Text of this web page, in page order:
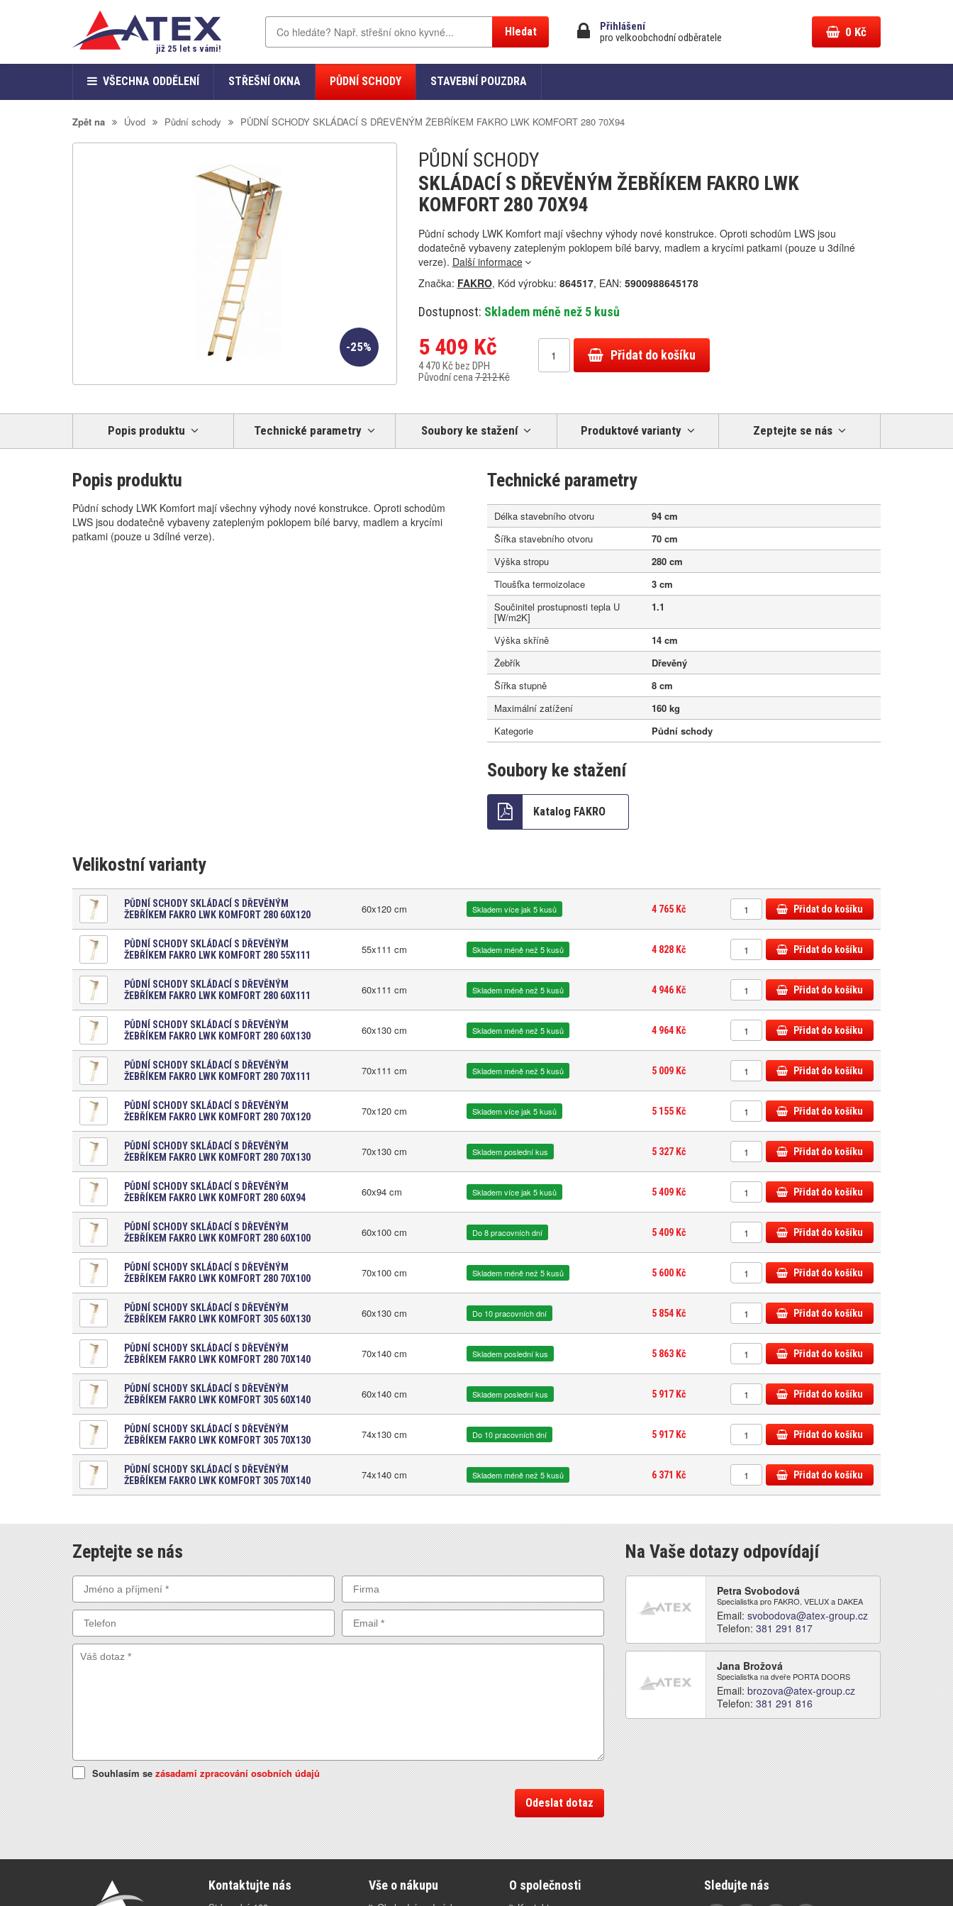
již 25 let s vámi!
Hledat 0 Kč
Přihlášení
pro velkoobchodní odběratele
VŠECHNA ODDĚLENÍ STŘEŠNÍ OKNA PŮDNÍ SCHODY STAVEBNÍ POUZDRA
Zpět na Úvod Půdní schody PŮDNÍ SCHODY SKLÁDACÍ S DŘEVĚNÝM ŽEBŘÍKEM FAKRO LWK KOMFORT 280 70X94
-25%
PŮDNÍ SCHODY
SKLÁDACÍ S DŘEVĚNÝM ŽEBŘÍKEM FAKRO LWK
KOMFORT 280 70X94
Půdní schody LWK Komfort mají všechny výhody nové konstrukce. Oproti schodům LWS jsou
dodatečně vybaveny zatepleným poklopem bílé barvy, madlem a krycími patkami (pouze u 3dílné
verze). Další informace
Značka: FAKRO, Kód výrobku: 864517, EAN: 5900988645178
Dostupnost: Skladem méně než 5 kusů
5 409 Kč
4 470 Kč bez DPH
Původní cena7 212 Kč
Přidat do košíku
Popis produktu Technické parametry Soubory ke stažení Produktové varianty Zeptejte se nás
Popis produktu
Půdní schody LWK Komfort mají všechny výhody nové konstrukce. Oproti schodům
LWS jsou dodatečně vybaveny zatepleným poklopem bílé barvy, madlem a krycími
patkami (pouze u 3dílné verze).
Technické parametry
Délka stavebního otvoru
94 cm
Šířka stavebního otvoru
70 cm
Výška stropu
280 cm
Tloušťka termoizolace
3 cm
Součinitel prostupnosti tepla U
[W/m2K]
1.1
Výška skříně
14 cm
Žebřík
Dřevěný
Šířka stupně
8 cm
Maximální zatížení
160 kg
Kategorie
Půdní schody
Soubory ke stažení
Katalog FAKRO
Velikostní varianty
PŮDNÍ SCHODY SKLÁDACÍ S DŘEVĚNÝM
ŽEBŘÍKEM FAKRO LWK KOMFORT 280 60X120
60x120 cm Skladem více jak 5 kusů 4 765 Kč Přidat do košíku
PŮDNÍ SCHODY SKLÁDACÍ S DŘEVĚNÝM
ŽEBŘÍKEM FAKRO LWK KOMFORT 280 55X111
55x111 cm Skladem méně než 5 kusů 4 828 Kč Přidat do košíku
PŮDNÍ SCHODY SKLÁDACÍ S DŘEVĚNÝM
ŽEBŘÍKEM FAKRO LWK KOMFORT 280 60X111
60x111 cm Skladem méně než 5 kusů 4 946 Kč Přidat do košíku
PŮDNÍ SCHODY SKLÁDACÍ S DŘEVĚNÝM
ŽEBŘÍKEM FAKRO LWK KOMFORT 280 60X130
60x130 cm Skladem méně než 5 kusů 4 964 Kč Přidat do košíku
PŮDNÍ SCHODY SKLÁDACÍ S DŘEVĚNÝM
ŽEBŘÍKEM FAKRO LWK KOMFORT 280 70X111
70x111 cm Skladem méně než 5 kusů 5 009 Kč Přidat do košíku
PŮDNÍ SCHODY SKLÁDACÍ S DŘEVĚNÝM
ŽEBŘÍKEM FAKRO LWK KOMFORT 280 70X120
70x120 cm Skladem více jak 5 kusů 5 155 Kč Přidat do košíku
PŮDNÍ SCHODY SKLÁDACÍ S DŘEVĚNÝM
ŽEBŘÍKEM FAKRO LWK KOMFORT 280 70X130
70x130 cm Skladem poslední kus 5 327 Kč Přidat do košíku
PŮDNÍ SCHODY SKLÁDACÍ S DŘEVĚNÝM
ŽEBŘÍKEM FAKRO LWK KOMFORT 280 60X94
60x94 cm Skladem více jak 5 kusů 5 409 Kč Přidat do košíku
PŮDNÍ SCHODY SKLÁDACÍ S DŘEVĚNÝM
ŽEBŘÍKEM FAKRO LWK KOMFORT 280 60X100
60x100 cm Do 8 pracovních dní 5 409 Kč Přidat do košíku
PŮDNÍ SCHODY SKLÁDACÍ S DŘEVĚNÝM
ŽEBŘÍKEM FAKRO LWK KOMFORT 280 70X100
70x100 cm Skladem méně než 5 kusů 5 600 Kč Přidat do košíku
PŮDNÍ SCHODY SKLÁDACÍ S DŘEVĚNÝM
ŽEBŘÍKEM FAKRO LWK KOMFORT 305 60X130
60x130 cm Do 10 pracovních dní 5 854 Kč Přidat do košíku
PŮDNÍ SCHODY SKLÁDACÍ S DŘEVĚNÝM
ŽEBŘÍKEM FAKRO LWK KOMFORT 280 70X140
70x140 cm Skladem poslední kus 5 863 Kč Přidat do košíku
PŮDNÍ SCHODY SKLÁDACÍ S DŘEVĚNÝM
ŽEBŘÍKEM FAKRO LWK KOMFORT 305 60X140
60x140 cm Skladem poslední kus 5 917 Kč Přidat do košíku
PŮDNÍ SCHODY SKLÁDACÍ S DŘEVĚNÝM
ŽEBŘÍKEM FAKRO LWK KOMFORT 305 70X130
74x130 cm Do 10 pracovních dní 5 917 Kč Přidat do košíku
PŮDNÍ SCHODY SKLÁDACÍ S DŘEVĚNÝM
ŽEBŘÍKEM FAKRO LWK KOMFORT 305 70X140
74x140 cm Skladem méně než 5 kusů 6 371 Kč Přidat do košíku
Zeptejte se nás
Souhlasím se zásadami zpracování osobních údajů
Odeslat dotaz
Na Vaše dotazy odpovídají
Petra Svobodová
Specialistka pro FAKRO, VELUX a DAKEA
Email: svobodova@atex-group.cz
Telefon: 381 291 817
Jana Brožová
Specialistka na dveře PORTA DOORS
Email: brozova@atex-group.cz
Telefon: 381 291 816
Kontaktujte nás Vše o nákupu O společnosti Sledujte nás